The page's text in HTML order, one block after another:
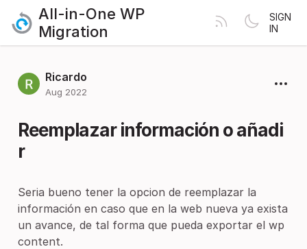
All-in-One WP
Migration
SIGN
IN
Ricardo
Aug 2022
Reemplazar información o añadi
r
Seria bueno tener la opcion de reemplazar la
información en caso que en la web nueva ya exista
un avance, de tal forma que pueda exportar el wp
content.